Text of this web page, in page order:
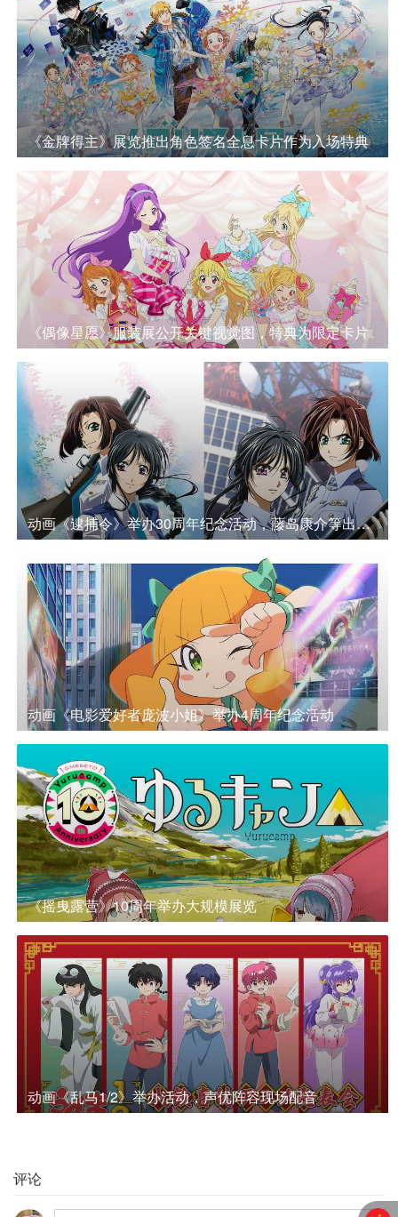
《金牌得主》展览推出角色签名全息卡片作为入场特典
《偶像星愿》服装展公开关键视觉图，特典为限定卡片
动画《逮捕令》举办30周年纪念活动，藤岛康介等出席。
动画《电影爱好者庞波小姐》举办4周年纪念活动
《摇曳露营》10周年举办大规模展览
动画《乱马1/2》举办活动，声优阵容现场配音
评论